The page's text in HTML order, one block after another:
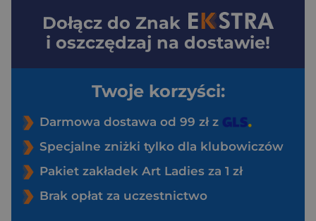
Dołącz do Znak
i oszczędzaj na dostawie!
Twoje korzyści:
Darmowa dostawa od 99 zł z
Specjalne zniżki tylko dla klubowiczów
Pakiet zakładek Art Ladies za 1 zł
Brak opłat za uczestnictwo